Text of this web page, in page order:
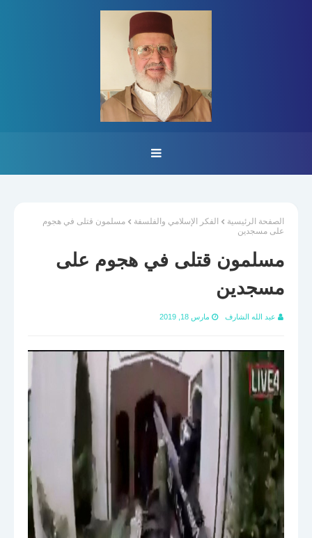
الصفحة الرئيسية الفكر الإسلامي والفلسفة
مسلمون قتلى في هجوم
على مسجدين
مسلمون قتلى في هجوم على
مسجدين
عبد الله الشارف مارس 18, 2019